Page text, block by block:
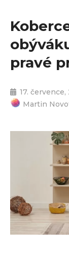
pravé
17. července,
Martin